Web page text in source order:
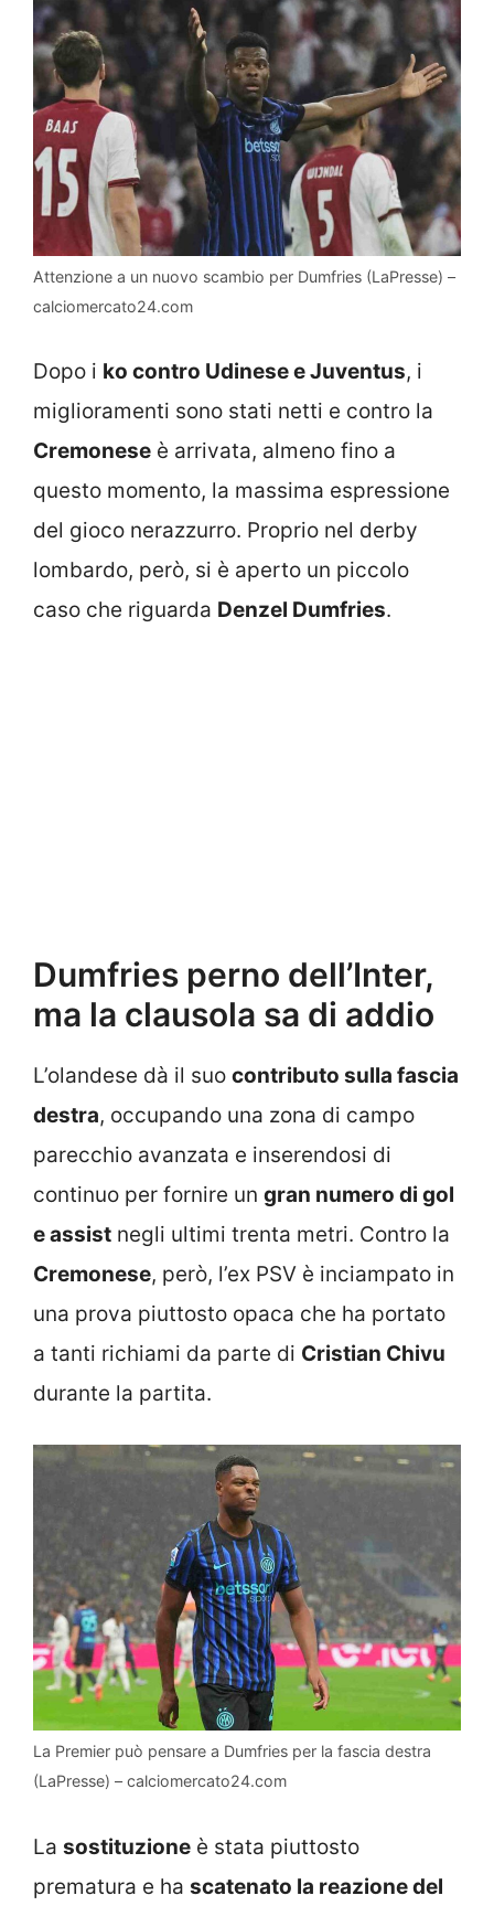
Attenzione a un nuovo scambio per Dumfries (LaPresse) –
calciomercato24.com
Dopo i ko contro Udinese e Juventus, i
miglioramenti sono stati netti e contro la
Cremonese è arrivata, almeno fino a
questo momento, la massima espressione
del gioco nerazzurro. Proprio nel derby
lombardo, però, si è aperto un piccolo
caso che riguarda Denzel Dumfries.
Dumfries perno dell’Inter,
ma la clausola sa di addio
L’olandese dà il suo contributo sulla fascia
destra, occupando una zona di campo
parecchio avanzata e inserendosi di
continuo per fornire un gran numero di gol
e assist negli ultimi trenta metri. Contro la
Cremonese, però, l’ex PSV è inciampato in
una prova piuttosto opaca che ha portato
a tanti richiami da parte di Cristian Chivu
durante la partita.
La Premier può pensare a Dumfries per la fascia destra
(LaPresse) – calciomercato24.com
La sostituzione è stata piuttosto
prematura e ha scatenato la reazione del